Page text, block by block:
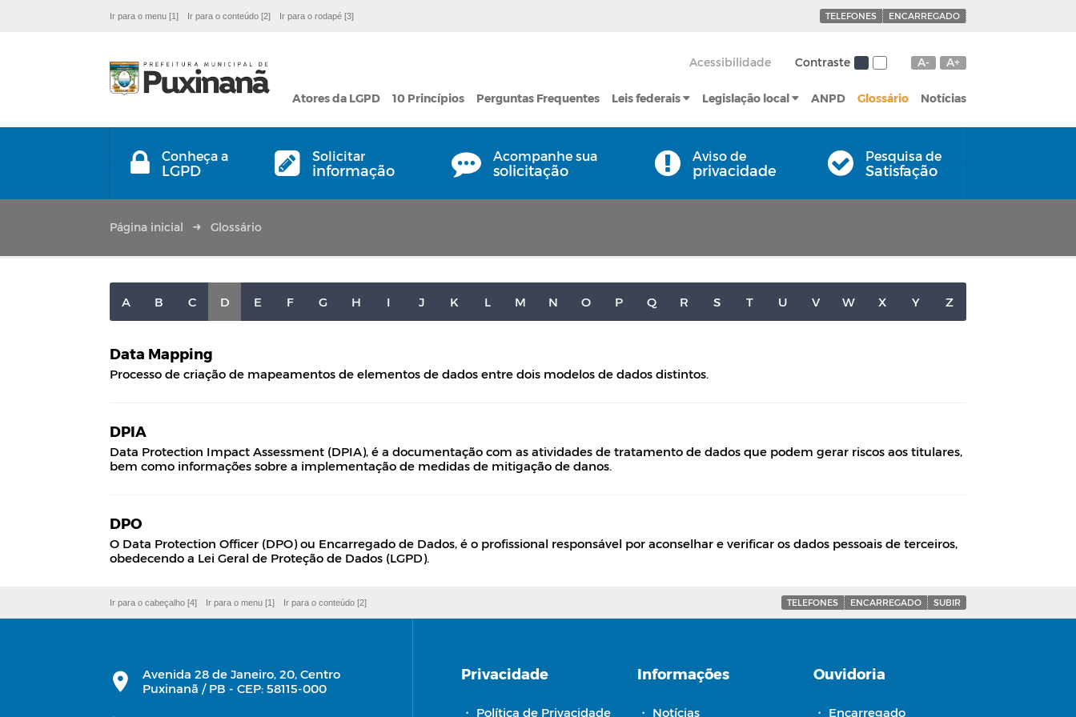
Ir para o menu [1] Ir para o conteúdo [2] Ir para o rodapé [3] TELEFONES ENCARREGADO
A- A+
Contraste
Acessibilidade
Atores da LGPD 10 Princípios Perguntas Frequentes Leis federais Legislação local ANPD Glossário Notícias
Conheça a
LGPD
Solicitar
informação
Acompanhe sua
solicitação
Aviso de
privacidade
Pesquisa de
Satisfação
Página inicial Glossário
A B C D E F G H I J K L M N O P Q R S T U V W X Y Z
Data Mapping
Processo de criação de mapeamentos de elementos de dados entre dois modelos de dados distintos.
DPIA
Data Protection Impact Assessment (DPIA), é a documentação com as atividades de tratamento de dados que podem gerar riscos aos titulares,
bem como informações sobre a implementação de medidas de mitigação de danos.
DPO
O Data Protection Officer (DPO) ou Encarregado de Dados, é o profissional responsável por aconselhar e verificar os dados pessoais de terceiros,
obedecendo a Lei Geral de Proteção de Dados (LGPD).
Ir para o cabeçalho [4] Ir para o menu [1] Ir para o conteúdo [2] TELEFONES ENCARREGADO SUBIR
Avenida 28 de Janeiro, 20, Centro
Puxinanã / PB - CEP: 58115-000
Privacidade
・ Política de Privacidade
Informações
・ Notícias
Ouvidoria
・ Encarregado